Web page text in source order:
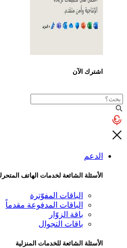
الشائعة لخدمات الهاتف المتحرك
الباقات المفوّترة
الباقات المدفوعة مقدماً
باقة الزوّار
باقات التجوال
الشائعة للخدمات المنزلية